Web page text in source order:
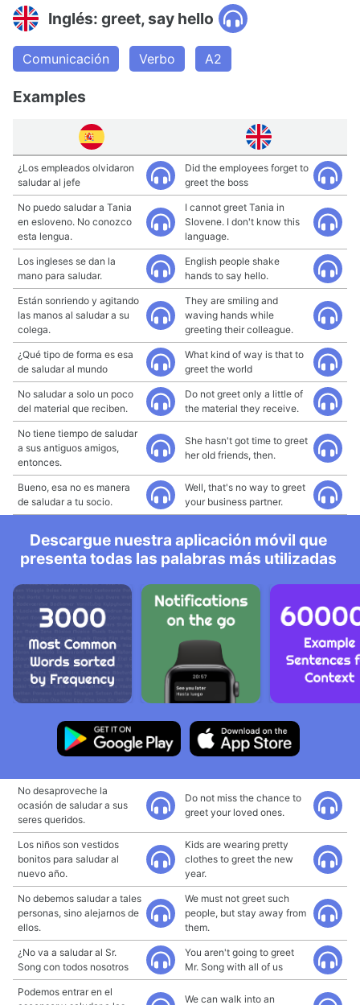
Inglés: greet, say hello
Comunicación Verbo A2
Examples
¿Los empleados olvidaron
saludar al jefe
Did the employees forget to
greet the boss
No puedo saludar a Tania
en esloveno. No conozco
esta lengua.
I cannot greet Tania in
Slovene. I don't know this
language.
Los ingleses se dan la
mano para saludar.
English people shake
hands to say hello.
Están sonriendo y agitando
las manos al saludar a su
colega.
They are smiling and
waving hands while
greeting their colleague.
¿Qué tipo de forma es esa
de saludar al mundo
What kind of way is that to
greet the world
No saludar a solo un poco
del material que reciben.
Do not greet only a little of
the material they receive.
No tiene tiempo de saludar
a sus antiguos amigos,
entonces.
She hasn't got time to greet
her old friends, then.
Bueno, esa no es manera
de saludar a tu socio.
Well, that's no way to greet
your business partner.
Descargue nuestra aplicación móvil que
presenta todas las palabras más utilizadas
No desaproveche la
ocasión de saludar a sus
seres queridos.
Do not miss the chance to
greet your loved ones.
Los niños son vestidos
bonitos para saludar al
nuevo año.
Kids are wearing pretty
clothes to greet the new
year.
No debemos saludar a tales
personas, sino alejarnos de
ellos.
We must not greet such
people, but stay away from
them.
¿No va a saludar al Sr.
Song con todos nosotros
You aren't going to greet
Mr. Song with all of us
Podemos entrar en el
We can walk into an